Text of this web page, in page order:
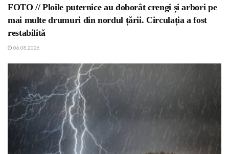
FOTO // Ploile puternice au doborât crengi și arbori pe
mai multe drumuri din nordul țării. Circulația a fost
restabilită
06.08.2026